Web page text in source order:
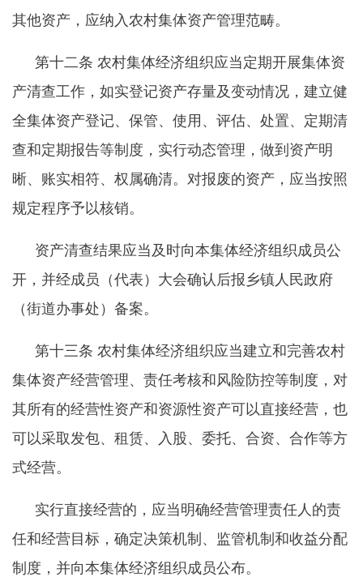
其他资产，应纳入农村集体资产管理范畴。
第十二条 农村集体经济组织应当定期开展集体资
产清查工作，如实登记资产存量及变动情况，建立健
全集体资产登记、保管、使用、评估、处置、定期清
查和定期报告等制度，实行动态管理，做到资产明
晰、账实相符、权属确清。对报废的资产，应当按照
规定程序予以核销。
资产清查结果应当及时向本集体经济组织成员公
开，并经成员（代表）大会确认后报乡镇人民政府
（街道办事处）备案。
第十三条 农村集体经济组织应当建立和完善农村
集体资产经营管理、责任考核和风险防控等制度，对
其所有的经营性资产和资源性资产可以直接经营，也
可以采取发包、租赁、入股、委托、合资、合作等方
式经营。
实行直接经营的，应当明确经营管理责任人的责
任和经营目标，确定决策机制、监管机制和收益分配
制度，并向本集体经济组织成员公布。